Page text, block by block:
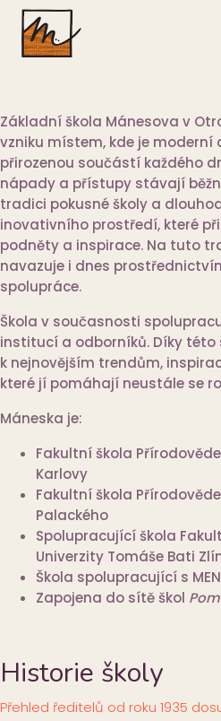
Základní škola Mánesova v
vzniku místem, kde je moderní
přirozenou součástí každého
nápady a přístupy stávají
tradici pokusné školy a
inovativního prostředí, které
podněty a inspirace. Na tuto
navazuje i dnes
spolupráce.
Škola v současnosti
institucí a odborníků. Díky
k nejnovějším trendům,
které jí pomáhají neustále se
Máneska je:
Fakultní škola
Karlovy
Fakultní škola
Palackého
Spolupracující škola
Univerzity Tomáše Bati
Škola spolupracující s
Zapojena do sítě škol
Historie školy
Přehled ředitelů od roku 1935